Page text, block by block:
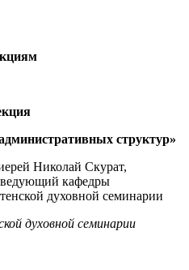
структур»
Николай Скурат,
кафедры
духовной семинарии
духовной семинарии